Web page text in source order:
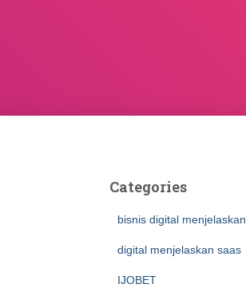
Categories
bisnis digital menjelaskan
digital menjelaskan saas
IJOBET